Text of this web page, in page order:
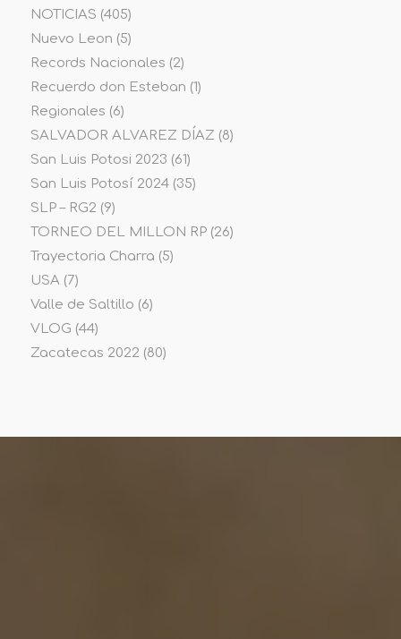
NOTICIAS (405)
Nuevo Leon (5)
Records Nacionales (2)
Recuerdo don Esteban (1)
Regionales (6)
SALVADOR ALVAREZ DÍAZ (8)
San Luis Potosi 2023 (61)
San Luis Potosí 2024(35)
SLP – RG2 (9)
TORNEO DEL MILLON RP(26)
Trayectoria Charra (5)
USA(7)
Valle de Saltillo (6)
VLOG (44)
Zacatecas 2022 (80)